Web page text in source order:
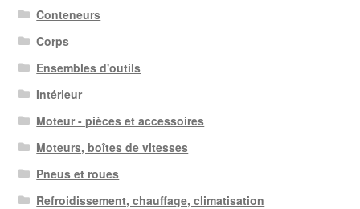
Procédure de Réclamation
Termes et conditions
Conteneurs
Corps
Ensembles d'outils
Intérieur
Moteur - pièces et accessoires
Moteurs, boîtes de vitesses
Pneus et roues
Refroidissement, chauffage, climatisation